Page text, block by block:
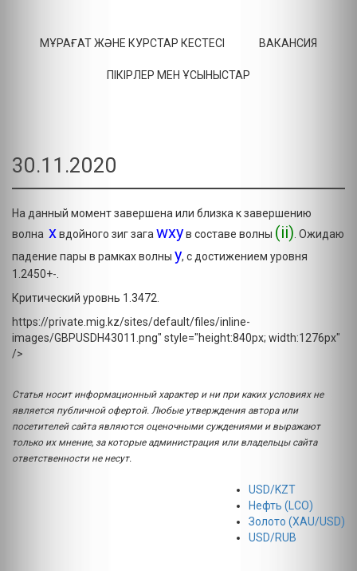
МҰРАҒАТ ЖӘНЕ КУРСТАР КЕСТЕСІ ВАКАНСИЯ
ПІКІРЛЕР МЕН ҰСЫНЫСТАР
30.11.2020
На данный момент завершена или близка к завершению
волна xвдойного зиг зага wxyв составе волны (ii) . Ожидаю
падение пары в рамках волны y, с достижением уровня
1.2450+-.
Критический уровнь 1.3472.
https://private.mig.kz/sites/default/files/inline-
images/GBPUSDH43011.png" style="height:840px; width:1276px"
/>
Статья носит информационный характер и ни при каких условиях не
является публичной офертой. Любые утверждения автора или
посетителей сайта являются оценочными суждениями и выражают
только их мнение, за которые администрация или владельцы сайта
ответственности не несут.
USD/KZT
Нефть (LCO)
Золото (XAU/USD)
USD/RUB